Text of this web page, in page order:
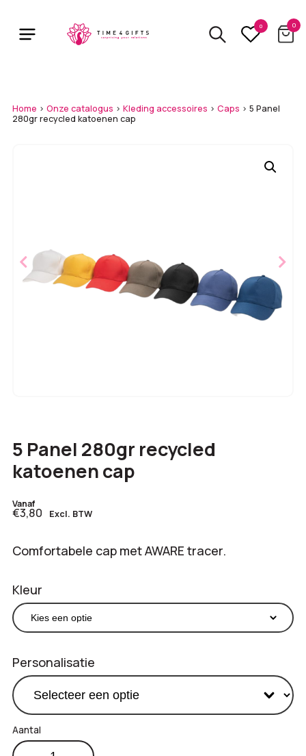
main
0 0
Home > Onze catalogus > Kleding accessoires > Caps > 5 Panel
280gr recycled katoenen cap
5 Panel 280gr recycled
katoenen cap
Vanaf
€3,80 Excl. BTW
Comfortabele cap met AWARE tracer.
Kleur
Personalisatie
5